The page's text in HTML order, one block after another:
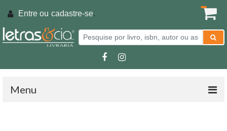
Entre ou cadastre-se.
Menu